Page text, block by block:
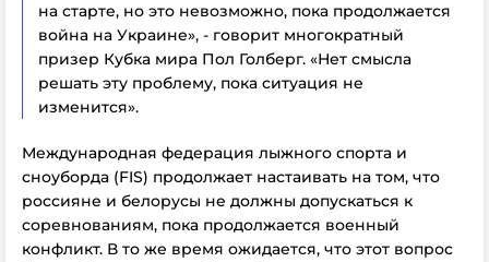
на старте, но это невозможно, пока продолжается
война на Украине», - говорит многократный
призер Кубка мира Пол Голберг. «Нет смысла
решать эту проблему, пока ситуация не
изменится».
Международная федерация лыжного спорта и
сноуборда (FIS) продолжает настаивать на том, что
россияне и белорусы не должны допускаться к
соревнованиям, пока продолжается военный
конфликт. В то же время ожидается, что этот вопрос